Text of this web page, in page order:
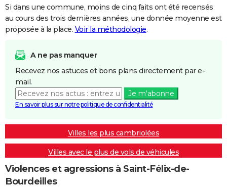
Si dans une commune, moins de cinq faits ont été recensés
au cours des trois dernières années, une donnée moyenne est
proposée à la place. Voir la méthodologie.
A ne pas manquer
Recevez nos astuces et bons plans directement par e-
mail.
Je m'abonne
En savoir plus sur notre politique de confidentialité
Villes les plus cambriolées
Villes avec le plus de vols de véhicules
Violences et agressions à Saint-Félix-de-
Bourdeilles